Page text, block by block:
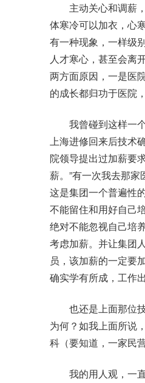
主动关心和调薪，
体寒冷可以加衣，心
有一种现象，一样级
人才寒心，甚至会离
两方面原因，一是医
的成长都归功于医院
我曾碰到这样一个
上海进修回来后技术
院领导提出过加薪要
薪。”有一次我去那
这是集团一个普遍性
不能留住和用好自己
绝对不能忽视自己培
考虑加薪。并让集团
员，该加薪的一定要
确实学有所成，工作
也还是上面那位技
为何？如我上面所说
科（要知道，一家民
我的用人观，一直